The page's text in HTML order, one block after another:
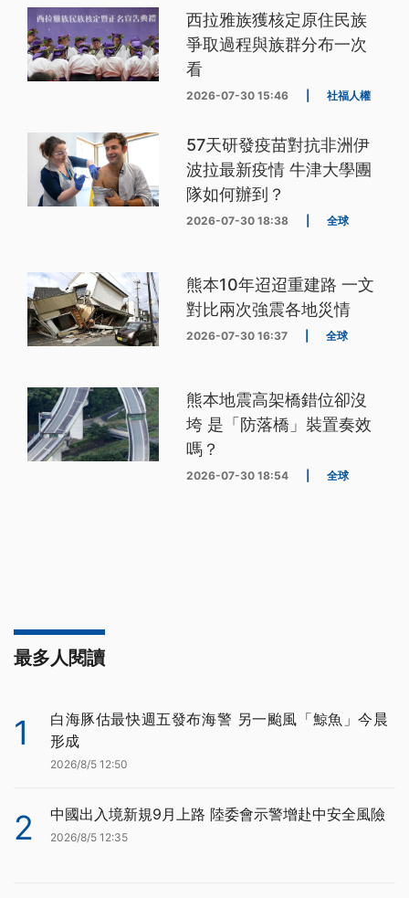
西拉雅族獲核定原住民族
爭取過程與族群分布一次
看
2026-07-30 15:46 社福人權
57天研發疫苗對抗非洲伊
波拉最新疫情 牛津大學團
隊如何辦到？
2026-07-30 18:38 全球
熊本10年迢迢重建路 一文
對比兩次強震各地災情
2026-07-30 16:37 全球
熊本地震高架橋錯位卻沒
垮 是「防落橋」裝置奏效
嗎？
2026-07-30 18:54 全球
最多人閱讀
1
白海豚估最快週五發布海警 另一颱風「鯨魚」今晨
形成
2026/8/5 12:50
2 中國出入境新規9月上路 陸委會示警增赴中安全風險
2026/8/5 12:35